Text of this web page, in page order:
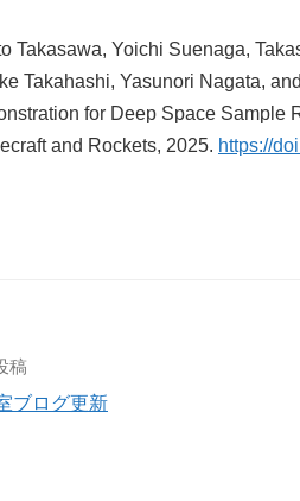
Takasawa, Yoichi Suenaga,
Takahashi, Yasunori Nagata,
for Deep Space Sample
and Rockets, 2025. https://
稿
ブログ更新